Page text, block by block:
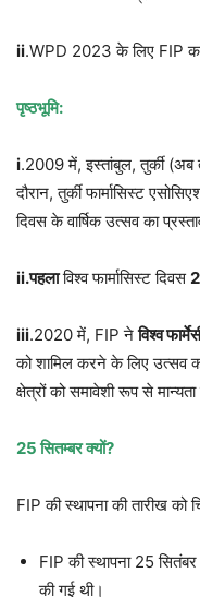
ii.WPD 2023 के लिए FIP
पृष्ठभूमि:
i.2009 में, इस्तांबुल, तुर्की
दौरान, तुर्की फार्मासिस्ट
दिवस के वार्षिक उत्सव का
ii.पहलाविश्व फार्मासिस्ट दिवस
iii.2020 में, FIP नेविश्व
को शामिल करने के लिए उत्सव
क्षेत्रों को समावेशी रूप से
25सितम्बर क्यों?
FIP की स्थापना की तारीख को
FIP की स्थापना 25
की गई थी।